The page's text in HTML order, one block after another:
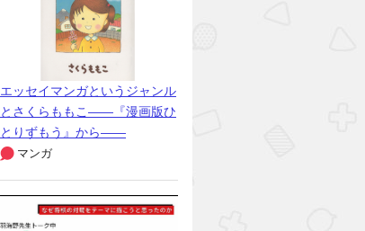
エッセイマンガというジャンル
とさくらももこ――『漫画版ひ
とりずもう』から――
マンガ